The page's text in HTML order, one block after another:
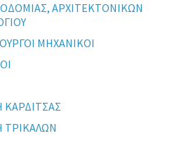
ΑΡΧΙΤΕΚΤΟΝΙΚΩΝ
ΜΗΧΑΝΙΚΟΙ